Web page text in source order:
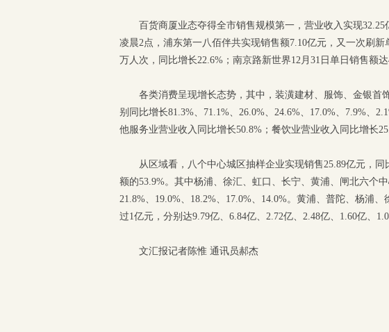
百货商厦业态夺得全市销售规模第一，营业收入实现
凌晨2点，浦东第一八佰伴共实现销售额7.10亿元，又一次刷
万人次，同比增长22.6%；南京路新世界12月31日单日销售额达
各类消费呈现增长态势，其中，装潢建材、服饰、金银首
别同比增长81.3%、71.1%、26.0%、24.6%、17.0%、7.9%、
他服务业营业收入同比增长50.8%；餐饮业营业收入同比增长
从区域看，八个中心城区抽样企业实现销售25.89亿元，
额的53.9%。其中杨浦、徐汇、虹口、长宁、黄浦、闸北六个
21.8%、19.0%、18.2%、17.0%、14.0%。黄浦、普陀、杨浦
过1亿元，分别达9.79亿、6.84亿、2.72亿、2.48亿、1.60亿、
文汇报记者陈惟 通讯员郝杰